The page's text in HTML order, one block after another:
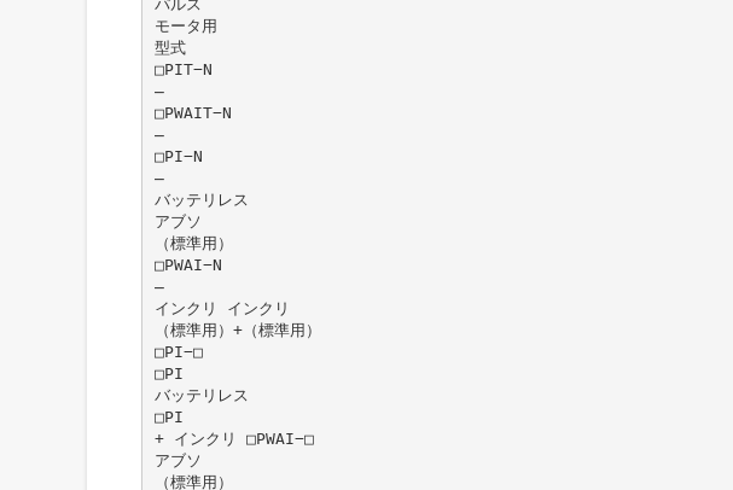
パルス
モータ用
型式
□PIT−N
̶
□PWAIT−N
̶
□PI−N
̶
バッテリレス
アブソ
（標準用）
□PWAI−N
̶
インクリ インクリ
（標準用）+（標準用）
□PI−□
□PI
バッテリレス
□PI
+ インクリ □PWAI−□
アブソ
（標準用）